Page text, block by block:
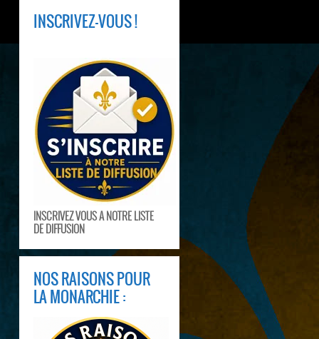
INSCRIVEZ-VOUS !
INSCRIVEZ VOUS A NOTRE LISTE
DE DIFFUSION
NOS RAISONS POUR
LA MONARCHIE :